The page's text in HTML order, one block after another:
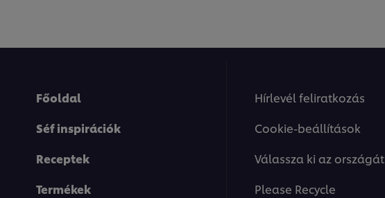
Főoldal
Séf inspirációk
Receptek
Termékek
Hírlevél feliratkozás
Cookie-beállítások
Válassza ki az országát
Please Recycle